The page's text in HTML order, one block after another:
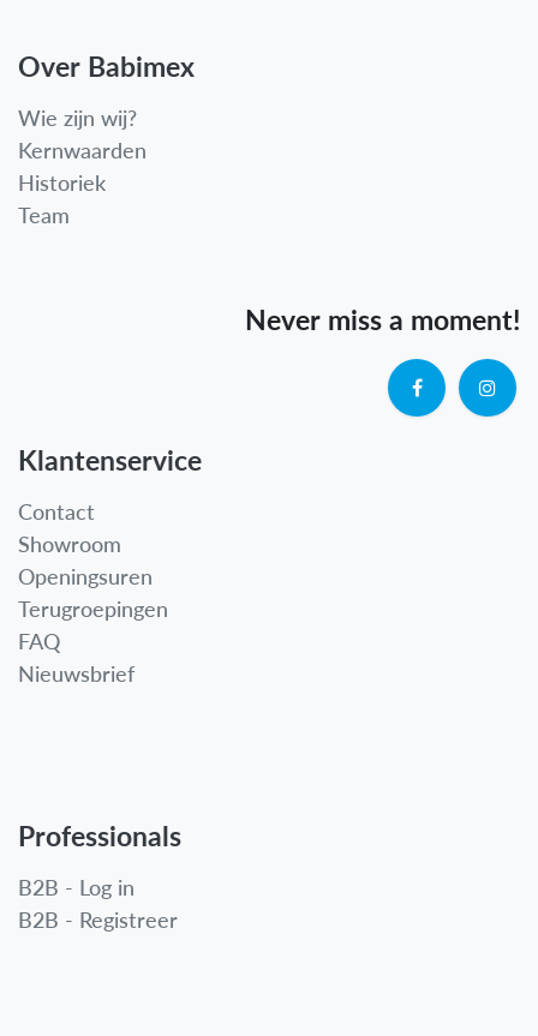
Over Babimex
Wie zijn wij?
Kernwaarden
Historiek
Team
Never miss a moment!
Klantenservice
Contact
Showroom
Openingsuren
Terugroepingen
FAQ
Nieuwsbrief
Professionals
B2B - Log in
B2B - Registreer